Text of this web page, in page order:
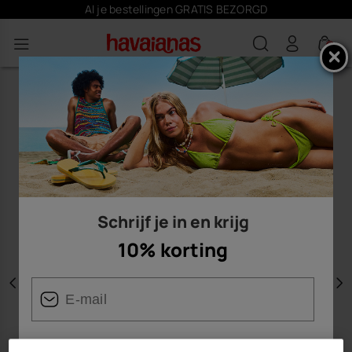
Al je bestellingen GRATIS BEZORGD
0
Vorige
Schrijf je in en krijg
10% korting